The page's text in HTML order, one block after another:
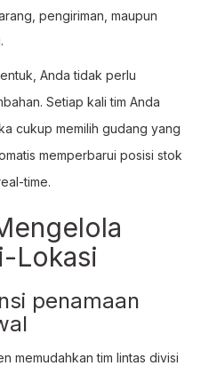
pengiriman, maupun
Anda tidak perlu
Setiap kali tim Anda
cukup memilih gudang yang
memperbarui posisi stok
time.
Lokasi
penamaan
memudahkan tim lintas divisi